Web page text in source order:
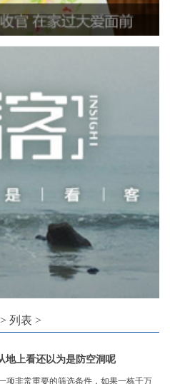
> 列表 >
地上看还以为是防空洞呢
项非常重要的筛选条件，如果一栋千万